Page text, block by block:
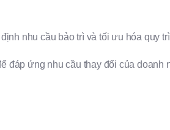
nhu cầu bảo trì và tối ưu hóa quy
đáp ứng nhu cầu thay đổi của doanh